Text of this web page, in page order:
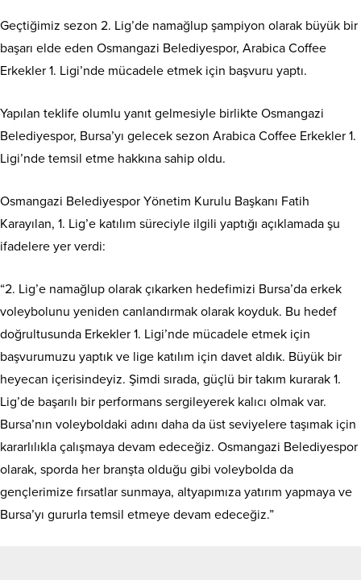
Geçtiğimiz sezon 2. Lig’de namağlup şampiyon olarak büyük bir
başarı elde eden Osmangazi Belediyespor, Arabica Coffee
Erkekler 1. Ligi’nde mücadele etmek için başvuru yaptı.
Yapılan teklife olumlu yanıt gelmesiyle birlikte Osmangazi
Belediyespor, Bursa’yı gelecek sezon Arabica Coffee Erkekler 1.
Ligi’nde temsil etme hakkına sahip oldu.
Osmangazi Belediyespor Yönetim Kurulu Başkanı Fatih
Karayılan, 1. Lig’e katılım süreciyle ilgili yaptığı açıklamada şu
ifadelere yer verdi:
“2. Lig’e namağlup olarak çıkarken hedefimizi Bursa’da erkek
voleybolunu yeniden canlandırmak olarak koyduk. Bu hedef
doğrultusunda Erkekler 1. Ligi’nde mücadele etmek için
başvurumuzu yaptık ve lige katılım için davet aldık. Büyük bir
heyecan içerisindeyiz. Şimdi sırada, güçlü bir takım kurarak 1.
Lig’de başarılı bir performans sergileyerek kalıcı olmak var.
Bursa’nın voleyboldaki adını daha da üst seviyelere taşımak için
kararlılıkla çalışmaya devam edeceğiz. Osmangazi Belediyespor
olarak, sporda her branşta olduğu gibi voleybolda da
gençlerimize fırsatlar sunmaya, altyapımıza yatırım yapmaya ve
Bursa’yı gururla temsil etmeye devam edeceğiz.”